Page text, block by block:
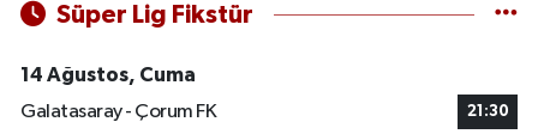
Süper Lig Fikstür
14 Ağustos, Cuma
Galatasaray - Çorum FK
21:30